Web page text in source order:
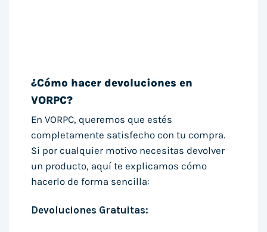
¿Cómo hacer devoluciones en
VORPC?
En VORPC, queremos que estés
completamente satisfecho con tu compra.
Si por cualquier motivo necesitas devolver
un producto, aquí te explicamos cómo
hacerlo de forma sencilla:
Devoluciones Gratuitas: